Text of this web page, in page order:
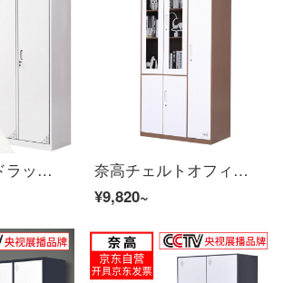
奈高二門ワルドラック鉄の皮の箱の鋼製のロッカー
奈高チェルトオフィスキャビネット資料棚ロッカーロッカーロッカーロッカーカレー白五門の更衣室の薄辺のアップグレードの厚いタイプ
¥9,820~